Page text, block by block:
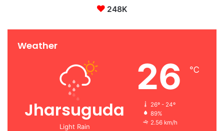
248K
Weather
Jharsuguda
Light Rain
26 ℃
26º - 24º
89%
2.56 km/h